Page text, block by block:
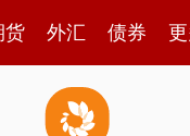
货 外汇 债券